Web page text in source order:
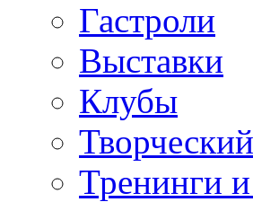
Гастроли
Выставки
Клубы
Тренинги